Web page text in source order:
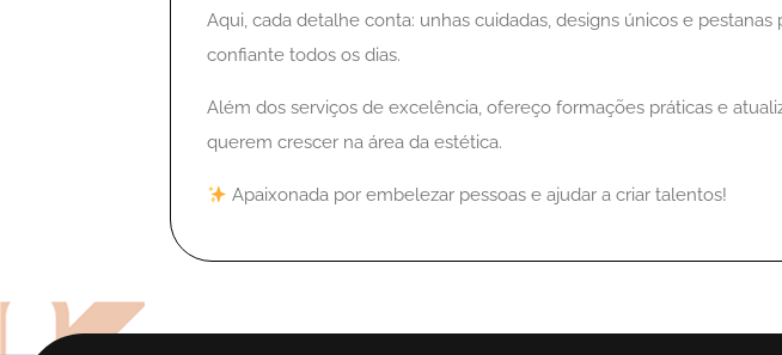
Aqui, cada detalhe conta: unhas cuidadas, designs únicos e pestanas
confiante todos os dias.
Além dos serviços de excelência, ofereço formações práticas e
querem crescer na área da estética.
Apaixonada por embelezar pessoas e ajudar a criar talentos!